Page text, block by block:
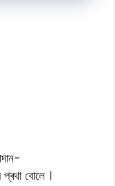
প্ৰথা বোলে ।